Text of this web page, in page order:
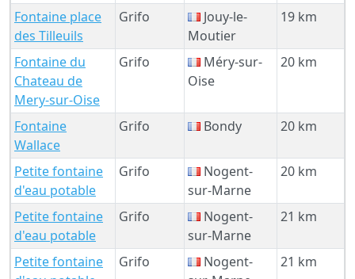
Fontaine place
des Tilleuils
Grifo
Jouy-le-
Moutier
19 km
Fontaine du
Chateau de
Mery-sur-Oise
Grifo
Méry-sur-
Oise
20 km
Fontaine
Wallace
Grifo Bondy 20 km
Petite fontaine
d'eau potable
Grifo
Nogent-
sur-Marne
20 km
Petite fontaine
d'eau potable
Grifo
Nogent-
sur-Marne
21 km
Petite fontaine
Grifo
Nogent-
21 km